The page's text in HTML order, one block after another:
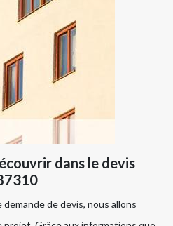
dans le devis
de devis, nous allons